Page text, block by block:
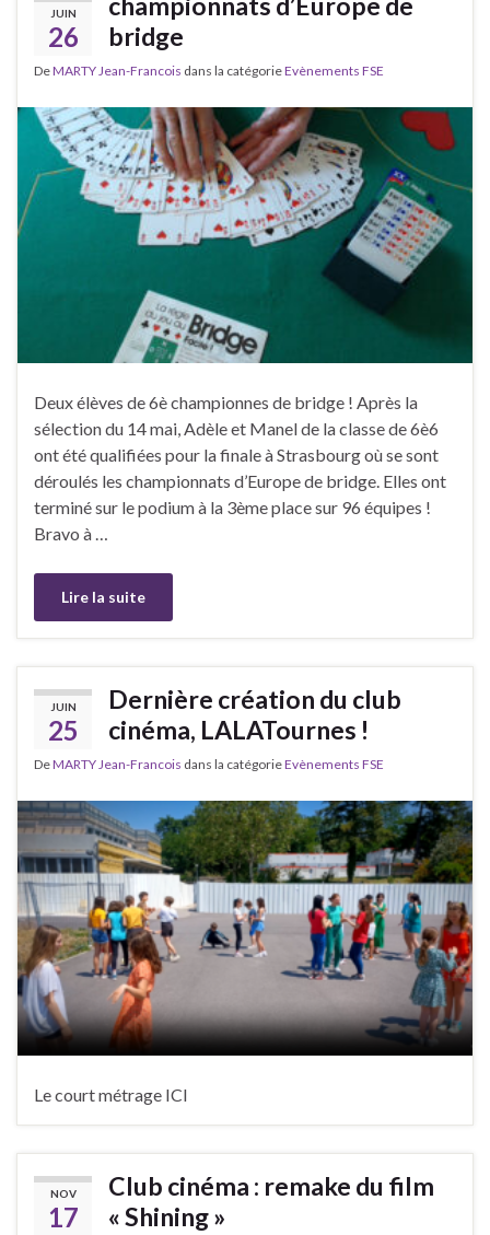
JUIN
26
bridge
DeMARTY Jean-Francois dans la catégorieEvènements FSE
Deux élèves de 6è championnes de bridge ! Après la
sélection du 14 mai, Adèle et Manel de la classe de 6è6
ont été qualifiées pour la finale à Strasbourg où se sont
déroulés les championnats d’Europe de bridge. Elles ont
terminé sur le podium à la 3ème place sur 96 équipes !
Bravo à …
Lire la suite
JUIN
25
Dernière création du club
cinéma, LALATournes !
DeMARTY Jean-Francois dans la catégorieEvènements FSE
Le court métrage ICI
NOV
17
Club cinéma : remake du film
« Shining »